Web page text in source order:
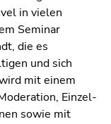
in vielen
Seminar
die es
und sich
mit einem
Einzel-
sowie mit